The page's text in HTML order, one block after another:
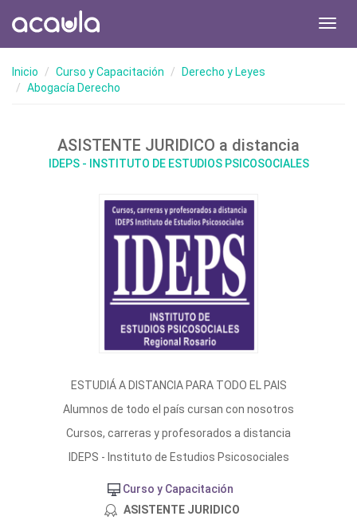
Inicio Curso y Capacitación
Derecho y Leyes
Abogacía Derecho
ASISTENTE JURIDICO a distancia
IDEPS - INSTITUTO DE ESTUDIOS PSICOSOCIALES
ESTUDIÁ A DISTANCIA PARA TODO EL PAIS
Alumnos de todo el país cursan con nosotros
Cursos, carreras y profesorados a distancia
IDEPS - Instituto de Estudios Psicosociales
Curso y Capacitación
ASISTENTE JURIDICO